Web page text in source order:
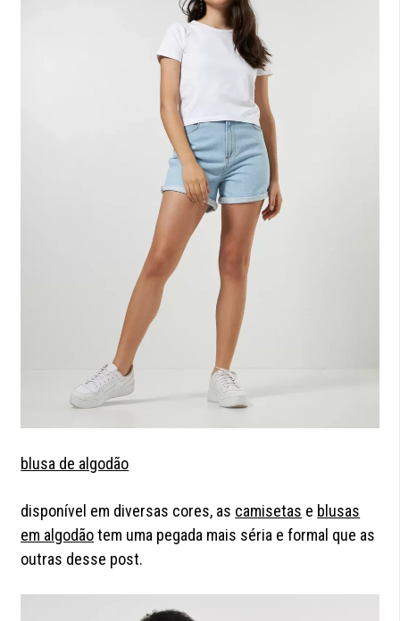
blusa de algodão
disponível em diversas cores, as camisetas e blusas
em algodãotem uma pegada mais séria e formal que as
outras desse post.